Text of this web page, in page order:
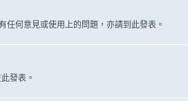
何意見或使用上的問題，亦請到此發表。
發表。